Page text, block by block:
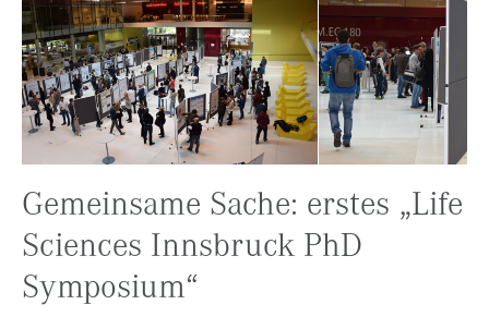
Über uns
Internationales
Events
Jobs
Kontakt
Datenschutz
Gemeinsame Sache: erstes „Life
Sciences Innsbruck PhD
Symposium“